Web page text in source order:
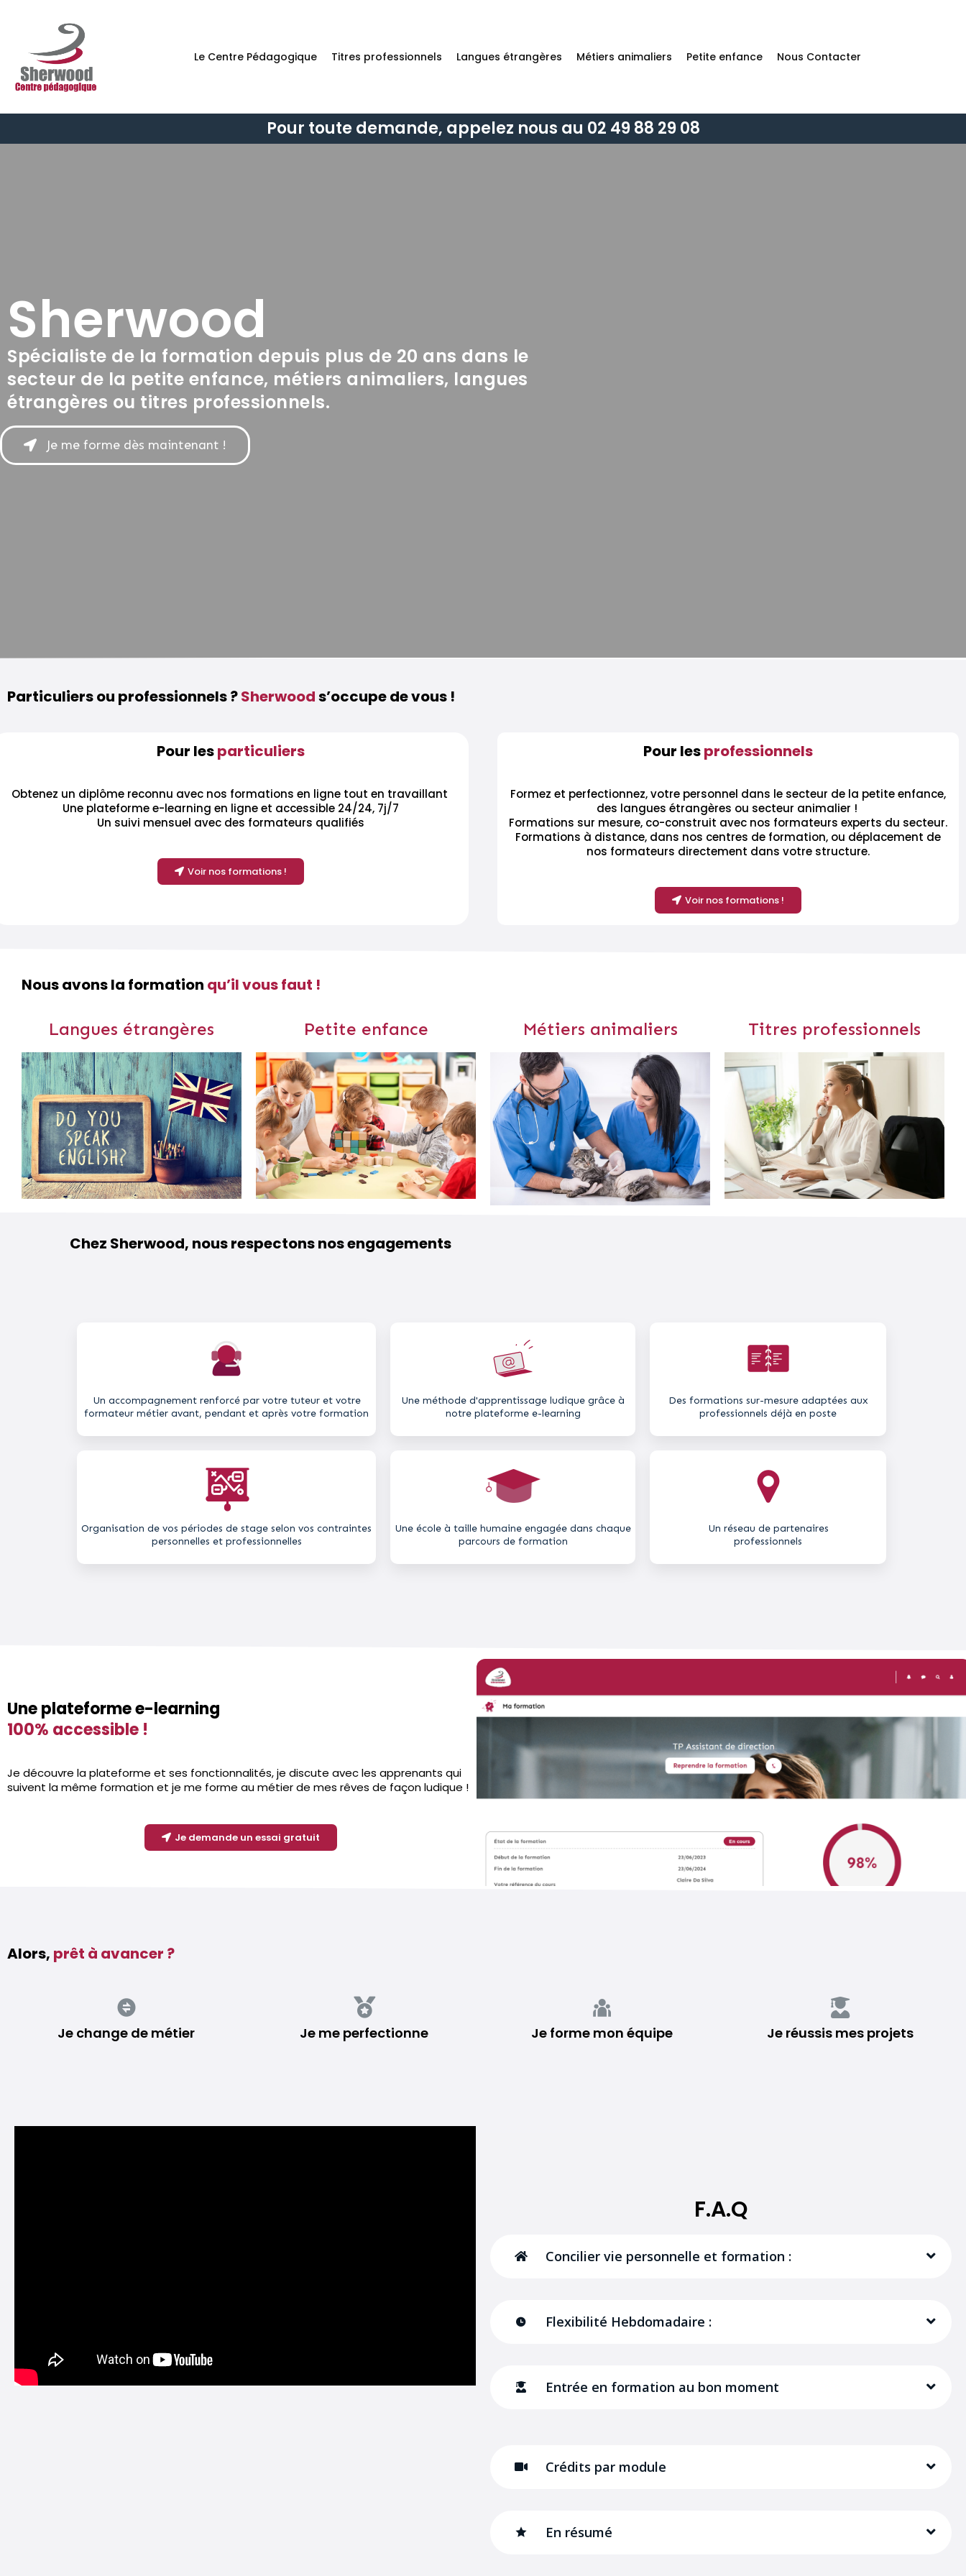
Le Centre Pédagogique Titres professionnels Langues étrangères Métiers animaliers Petite enfance Nous Contacter
Pour toute demande, appelez nous au 02 49 88 29 08
Sherwood
Spécialiste de la formation depuis plus de 20 ans dans le
secteur de la petite enfance, métiers animaliers, langues
étrangères ou titres professionnels.
Je me forme dès maintenant !
Particuliers ou professionnels ?Sherwoods’occupe de vous !
Pour lesparticuliers
Obtenez un diplôme reconnu avec nos formations en ligne tout en travaillant
Une plateforme e-learning en ligne et accessible 24/24, 7j/7
Un suivi mensuel avec des formateurs qualifiés
Voir nos formations !
Pour lesprofessionnels
Formez et perfectionnez, votre personnel dans le secteur de la petite enfance,
des langues étrangères ou secteur animalier !
Formations sur mesure, co-construit avec nos formateurs experts du secteur.
Formations à distance, dans nos centres de formation, ou déplacement de
nos formateurs directement dans votre structure.
Voir nos formations !
Nous avons la formation qu’il vous faut !
Langues étrangères Petite enfance Métiers animaliers Titres professionnels
Chez Sherwood, nous respectons nos engagements
Un accompagnement renforcé par votre tuteur et votre
formateur métier avant, pendant et après votre formation​
Organisation de vos périodes de stage selon vos contraintes
personnelles et professionnelles​
Une méthode d'apprentissage ludique grâce à
notre plateforme e-learning​
Une école à taille humaine engagée dans chaque
parcours de formation​
Des formations sur-mesure adaptées aux
professionnels déjà en poste​
Un réseau de partenaires
professionnels
Une plateforme e-learning
100% accessible !
Je découvre la plateforme et ses fonctionnalités, je discute avec les apprenants qui
suivent la même formation et je me forme au métier de mes rêves de façon ludique !
Je demande un essai gratuit
Alors, prêt à avancer ?
Je change de métier Je me perfectionne Je forme mon équipe Je réussis mes projets
F.A.Q
Concilier vie personnelle et formation :
Flexibilité Hebdomadaire :
Entrée en formation au bon moment
Crédits par module
En résumé